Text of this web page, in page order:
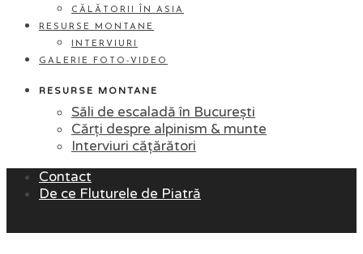
CĂLĂTORII ÎN ASIA
RESURSE MONTANE
INTERVIURI
GALERIE FOTO-VIDEO
RESURSE MONTANE
Săli de escaladă în București
Cărți despre alpinism & munte
Interviuri cățărători
Contact
De ce Fluturele de Piatră